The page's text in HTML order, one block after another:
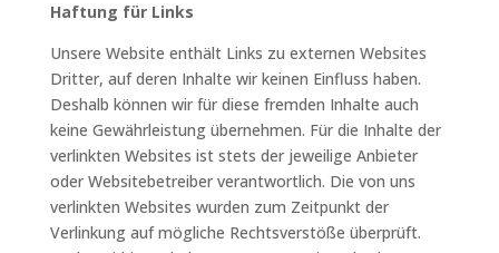
Haftung für Links
Unsere Website enthält Links zu externen Websites
Dritter, auf deren Inhalte wir keinen Einfluss haben.
Deshalb können wir für diese fremden Inhalte auch
keine Gewährleistung übernehmen. Für die Inhalte der
verlinkten Websites ist stets der jeweilige Anbieter
oder Websitebetreiber verantwortlich. Die von uns
verlinkten Websites wurden zum Zeitpunkt der
Verlinkung auf mögliche Rechtsverstöße überprüft.